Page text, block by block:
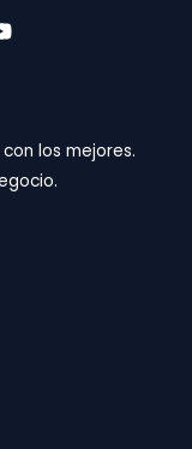
b
e
los mejores.